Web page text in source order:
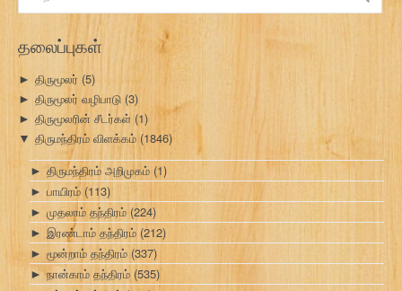
தேடு:
தலைப்புகள்
► திருமூலர் (5)
► திருமூலர் வழிபாடு (3)
► திருமூலரின் சீடர்கள் (1)
▼ திருமந்திரம் விளக்கம் (1846)
► திருமந்திரம் அறிமுகம் (1)
► பாயிரம் (113)
► முதலாம் தந்திரம் (224)
► இரண்டாம் தந்திரம் (212)
► மூன்றாம் தந்திரம் (337)
► நான்காம் தந்திரம் (535)